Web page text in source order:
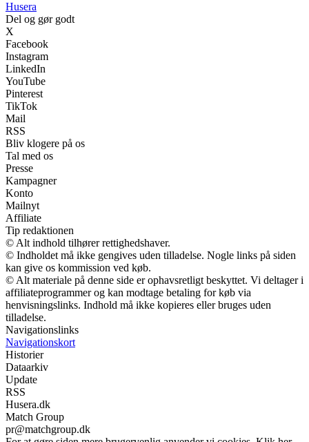
Husera
Del og gør godt
X
Facebook
Instagram
LinkedIn
YouTube
Pinterest
TikTok
Mail
RSS
Bliv klogere på os
Tal med os
Presse
Kampagner
Konto
Mailnyt
Affiliate
Tip redaktionen
© Alt indhold tilhører rettighedshaver.
© Indholdet må ikke gengives uden tilladelse. Nogle links på siden
kan give os kommission ved køb.
© Alt materiale på denne side er ophavsretligt beskyttet. Vi deltager i
affiliateprogrammer og kan modtage betaling for køb via
henvisningslinks. Indhold må ikke kopieres eller bruges uden
tilladelse.
Navigationslinks
Navigationskort
Historier
Dataarkiv
Update
RSS
Husera.dk
Match Group
pr@matchgroup.dk